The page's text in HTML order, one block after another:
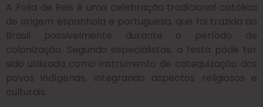
A Folia de Reis é uma celebração tradicional católica
de origem espanhola e portuguesa, que foi trazida ao
Brasil possivelmente durante o período de
colonização. Segundo especialistas, a festa pode ter
sido utilizada como instrumento de catequização dos
povos indígenas, integrando aspectos religiosos e
culturais.